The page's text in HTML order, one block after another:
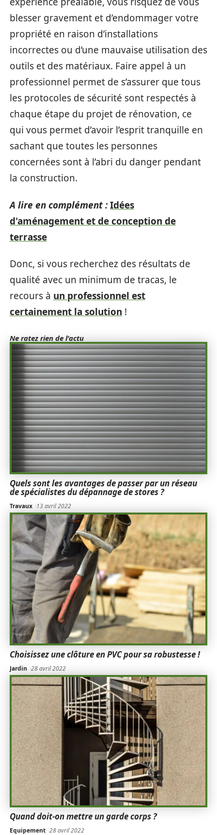
blesser gravement et d’endommager votre
propriété en raison d’installations
incorrectes ou d’une mauvaise utilisation des
outils et des matériaux. Faire appel à un
professionnel permet de s’assurer que tous
les protocoles de sécurité sont respectés à
chaque étape du projet de rénovation, ce
qui vous permet d’avoir l’esprit tranquille en
sachant que toutes les personnes
concernées sont à l’abri du danger pendant
la construction.
A lire en complément :Idées
d'aménagement et de conception de
terrasse
Donc, si vous recherchez des résultats de
qualité avec un minimum de tracas, le
recours à un professionnel est
certainement la solution !
Ne ratez rien de l'actu
Quels sont les avantages de passer par un réseau
de spécialistes du dépannage de stores ?
Travaux 13 avril 2022
Choisissez une clôture en PVC pour sa robustesse !
Jardin 28 avril 2022
Quand doit-on mettre un garde corps ?
Equipement 28 avril 2022